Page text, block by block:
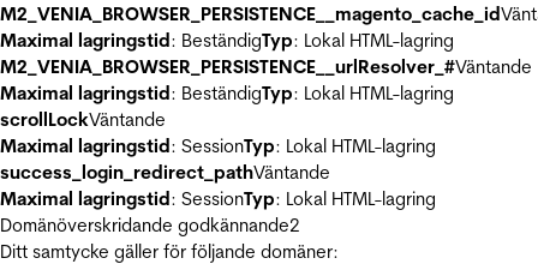
M2_VENIA_BROWSER_PERSISTENCE__magento_cache_id
Maximal lagringstid: BeständigTyp: Lokal HTML-lagring
M2_VENIA_BROWSER_PERSISTENCE__urlResolver_#Väntande
Maximal lagringstid: BeständigTyp: Lokal HTML-lagring
scrollLockVäntande
Maximal lagringstid: SessionTyp: Lokal HTML-lagring
success_login_redirect_pathVäntande
Maximal lagringstid: SessionTyp: Lokal HTML-lagring
Domänöverskridande godkännande2
Ditt samtycke gäller för följande domäner: